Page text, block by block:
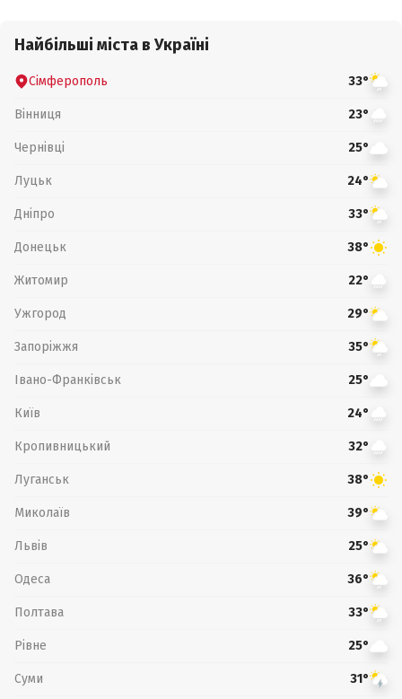
Найбільші міста в Україні
Сімферополь 33°
Вінниця 23°
Чернівці 25°
Луцьк 24°
Дніпро 33°
Донецьк 38°
Житомир 22°
Ужгород 29°
Запоріжжя 35°
Івано-Франківськ 25°
Київ 24°
Кропивницький 32°
Луганськ 38°
Миколаїв 39°
Львів 25°
Одеса 36°
Полтава 33°
Рівне 25°
Суми 31°